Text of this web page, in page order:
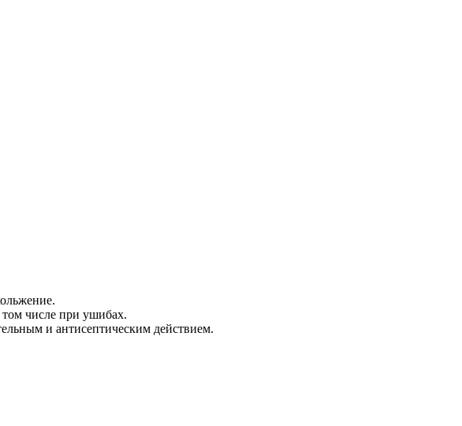
числе при ушибах.
и антисептическим действием.